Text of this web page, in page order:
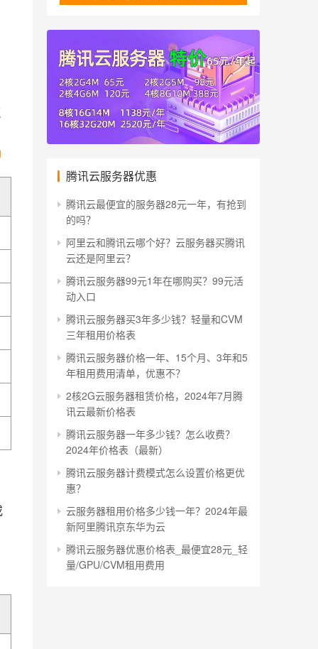
腾讯云服务器优惠
腾讯云最便宜的服务器28元一年，有抢到
的吗？
阿里云和腾讯云哪个好？云服务器买腾讯
云还是阿里云？
腾讯云服务器99元1年在哪购买？99元活
动入口
腾讯云服务器买3年多少钱？轻量和CVM
三年租用价格表
腾讯云服务器价格一年、15个月、3年和5
年租用费用清单，优惠不？
2核2G云服务器租赁价格，2024年7月腾
讯云最新价格表
腾讯云服务器一年多少钱？怎么收费？
2024年价格表（最新）
腾讯云服务器计费模式怎么设置价格更优
惠？
云服务器租用价格多少钱一年？2024年最
新阿里腾讯京东华为云
腾讯云服务器优惠价格表_最便宜28元_轻
量/GPU/CVM租用费用